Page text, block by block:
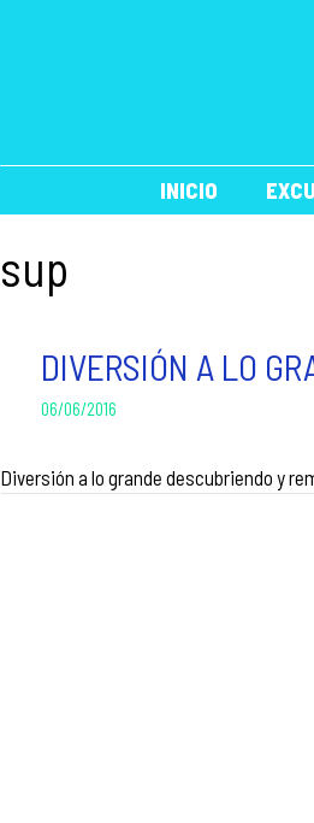
INICIO
sup
DIVERSIÓN A LO
06/06/2016
Diversión a lo grande descubriendo y